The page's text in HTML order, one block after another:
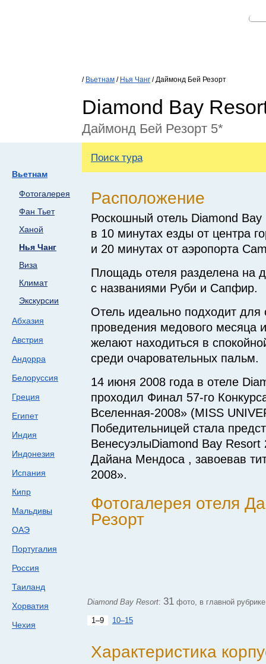
/ Вьетнам / Нья Чанг / Даймонд Бей Резорт
Diamond Bay
Даймонд Бей Резорт 5*
Вьетнам
Фотогалерея
Фан Тьет
Ханой
Нья Чанг
Виза
Климат
Экскурсии
Абхазия
Австрия
Андорра
Белоруссия
Греция
Египет
Индия
Индонезия
Испания
Кипр
Мальдивы
ОАЭ
Португалия
Россия
Таиланд
Хорватия
Чехия
Поиск тура
Расположение
Роскошный отель Diamond Bay
в 10 минутах езды от центра
и 20 минутах от аэропорта
Площадь отеля разделена на
с названиями Руби и Сапфир.
Отель идеально подходит для
проведения медового месяца
желают находиться в
среди очаровательных пальм.
14 июня 2008 года в отеле
проходил Финал 57-го
Вселенная-2008» (MISS
Победительницей стала
ВенесуэлыDiamond Bay Resort
Дайана Мендоса , завоевав
2008».
Фотогалерея отеля
Резорт
Diamond Bay Resort: 31 фото, в главной
1–9 10–15
Характеристика